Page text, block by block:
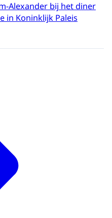
Alexander bij het diner
in Koninklijk Paleis